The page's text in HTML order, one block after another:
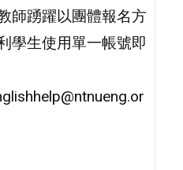
師踴躍以團體報名方
學生使用單一帳號即